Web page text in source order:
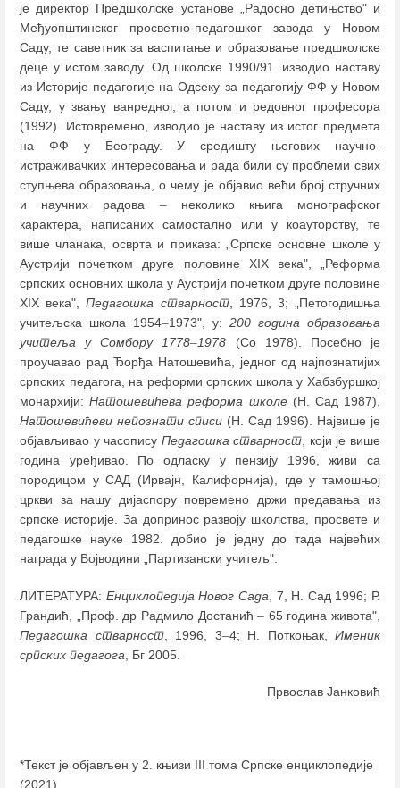
је директор Предшколске установе „Радосно детињство" и
Међуопштинског просветно-педагошког завода у Новом
Саду, те саветник за васпитање и образовање предшколске
деце у истом заводу. Од школске 1990/91. изводио наставу
из Историје педагогије на Одсеку за педагогију ФФ у Новом
Саду, у звању ванредног, а потом и редовног професора
(1992). Истовремено, изводио је наставу из истог предмета
на ФФ у Београду. У средишту његових научно-
истраживачких интересовања и рада били су проблеми свих
ступњева образовања, о чему је објавио већи број стручних
и научних радова –неколико књига монографског
карактера, написаних самостално или у коауторству, те
више чланака, осврта и приказа: „Српске основне школе у
Аустрији почетком друге половине XIX века", „Реформа
српских основних школа у Аустрији почетком друге половине
XIX века",Педагошка стварност, 1976, 3; „Петогодишња
учитељска школа 1954–1973", у: 200 година образовања
учитеља у Сомбору 1778–1978 (Со 1978). Посебно је
проучавао рад Ђорђа Натошевића, једног од најпознатијих
српских педагога, на реформи српских школа у Хабзбуршкој
монархији:Натошевићева реформа школе(Н. Сад 1987),
Натошевићеви непознати списи (Н. Сад 1996). Највише је
објављивао у часопису Педагошка стварност, који је више
година уређивао. По одласку у пензију 1996, живи са
породицом у САД (Ирвајн, Калифорнија), где у тамошњој
цркви за нашу дијаспору повремено држи предавања из
српске историје. За допринос развоју школства, просвете и
педагошке науке 1982. добио је једну до тада највећих
награда у Војводини „Партизански учитељ".
ЛИТЕРАТУРА: Енциклопедија Новог Сада , 7, Н. Сад 1996; Р.
Грандић, „Проф. др Радмило Достанић– 65 година живота",
Педагошка стварност, 1996, 3–4; Н. Поткоњак, Именик
српских педагога , Бг 2005.
Првослав Јанковић
*Текст је објављен у 2. књизи III тома Српске енциклопедије
(2021)